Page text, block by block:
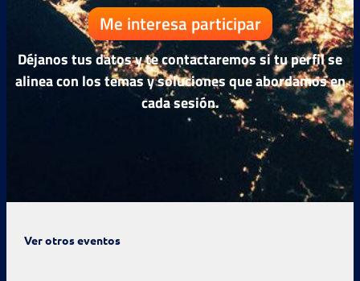
Me interesa participar
Déjanos tus datos y te contactaremos si tu perfil se
alinea con los temas y soluciones que abordamos en
cada sesión.
Ver otros eventos